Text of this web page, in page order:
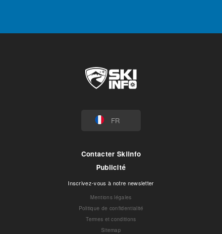
FR
Contacter Skiinfo
Publicité
Inscrivez-vous à notre newsletter
Mentions légales
Politique de confidentialité
Termes et conditions
Sitemap